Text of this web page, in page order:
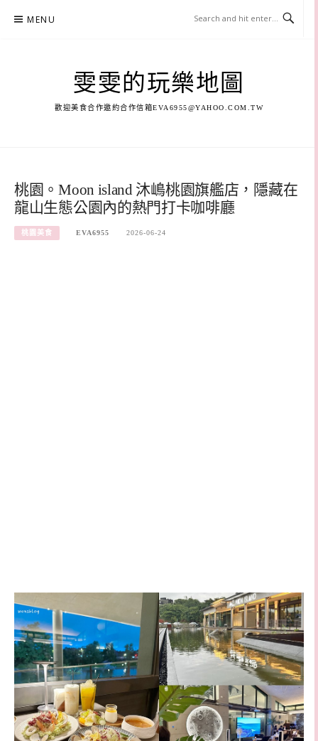
MENU
雯雯的玩樂地圖
歡迎美食合作邀約合作信箱EVA6955@YAHOO.COM.TW
桃園。Moon island 沐嶋桃園旗艦店，隱藏在
龍山生態公園內的熱門打卡咖啡廳
桃園美食 EVA6955 2026-06-24